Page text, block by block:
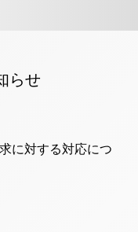
らせ
に対する対応につ